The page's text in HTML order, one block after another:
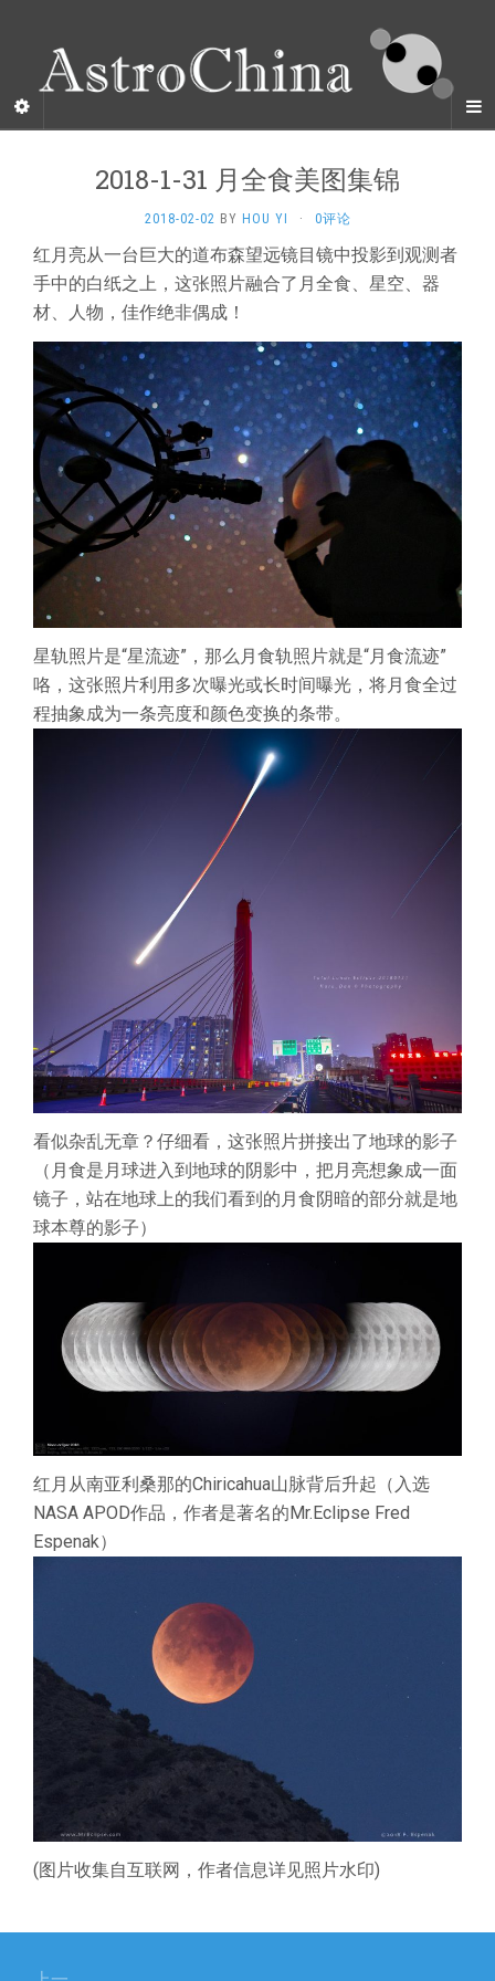
2018-1-31 月全食美图集锦
2018-02-02 BY HOU YI · 0评论
红月亮从一台巨大的道布森望远镜目镜中投影到观测者
手中的白纸之上，这张照片融合了月全食、星空、器
材、人物，佳作绝非偶成！
星轨照片是“星流迹”，那么月食轨照片就是“月食流迹”
咯，这张照片利用多次曝光或长时间曝光，将月食全过
程抽象成为一条亮度和颜色变换的条带。
看似杂乱无章？仔细看，这张照片拼接出了地球的影子
（月食是月球进入到地球的阴影中，把月亮想象成一面
镜子，站在地球上的我们看到的月食阴暗的部分就是地
球本尊的影子）
红月从南亚利桑那的Chiricahua山脉背后升起（入选
NASA APOD作品，作者是著名的Mr.Eclipse Fred
Espenak）
(图片收集自互联网，作者信息详见照片水印)